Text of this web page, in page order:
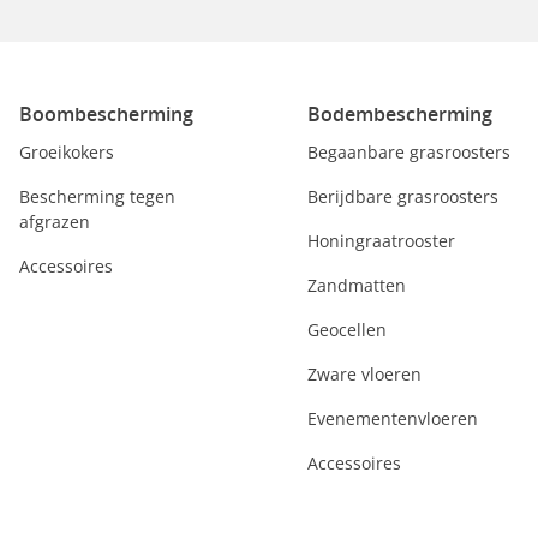
Boombescherming
Groeikokers
Bescherming tegen
afgrazen
Accessoires
Bodembescherming
Begaanbare grasroosters
Berijdbare grasroosters
Honingraatrooster
Zandmatten
Geocellen
Zware vloeren
Evenementenvloeren
Accessoires